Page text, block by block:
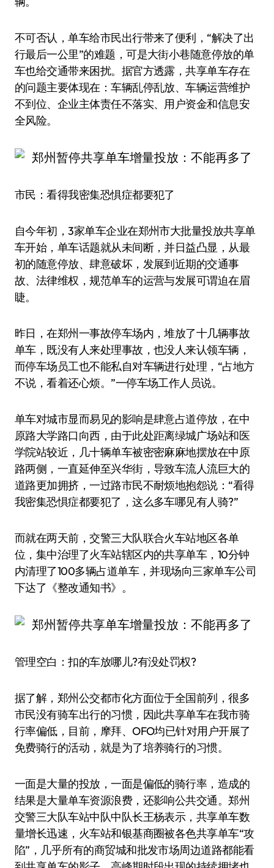
不可否认，单车给市民出行带来了便利，“解决了出
行最后一公里”的难题，可是大街小巷随意停放的单
车也给交通带来困扰。据官方透露，共享单车存在
的问题主要体现在：车辆乱停乱放、车辆运营维护
不到位、企业主体责任不落实、用户资金和信息安
全风险。
市民：看得我密集恐惧症都要犯了
自今年初，3家单车企业在郑州市大批量投放共享单
车开始，单车话题就从未间断，并日益凸显，从最
初的随意停放、肆意破坏，发展到近期的交通事
故、法律维权，规范单车的运营与发展可谓迫在眉
睫。
昨日，在郑州一事故停车场内，堆放了十几辆事故
单车，既没有人来处理事故，也没人来认领车辆，
而停车场员工也不能私自对车辆进行处理，“占地方
不说，看着还心烦。”一停车场工作人员说。
单车对城市显而易见的影响是肆意占道停放，在中
原路大学路口向西，由于此处距离绿城广场站和医
学院站较近，几十辆单车被密密麻麻地摆放在中原
路两侧，一直延伸至兴华街，导致车流人流巨大的
道路更加拥挤，一过路市民不耐烦地抱怨说：“看得
我密集恐惧症都要犯了，这么多车哪见有人骑?”
而就在两天前，交警三大队联合火车站地区各单
位，集中治理了火车站辖区内的共享单车，10分钟
内清理了100多辆占道单车，并现场向三家单车公司
下达了《整改通知书》。
管理空白：扣的车放哪儿?有没处罚权?
据了解，郑州公交都市化方面位于全国前列，很多
市民没有骑车出行的习惯，因此共享单车在我市骑
行率偏低，目前，摩拜、OFO均已针对用户开展了
免费骑行的活动，就是为了培养骑行的习惯。
一面是大量的投放，一面是偏低的骑行率，造成的
结果是大量单车资源浪费，还影响公共交通。郑州
交警三大队车站中队中队长王杨表示，共享单车数
量增长迅速，火车站和银基商圈被各色共享单车“攻
陷”，几乎所有的商贸城和批发市场周边道路都能看